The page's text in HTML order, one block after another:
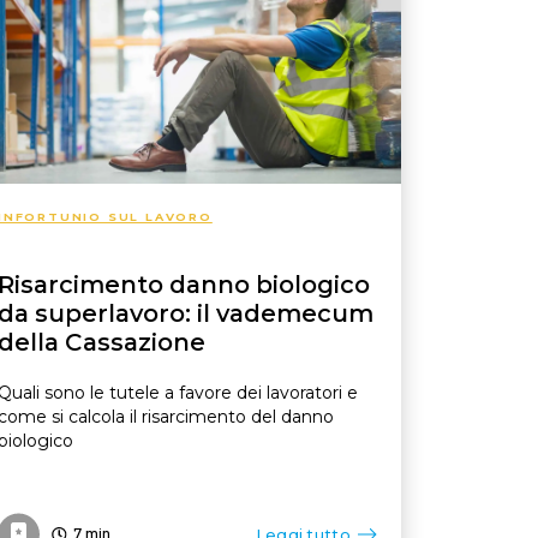
SUL LAVORO
danno biologico
superlavoro: il vademecum
Cassazione
sono le tutele a favore dei lavoratori e
si calcola il risarcimento del danno
7 min Leggi tutto